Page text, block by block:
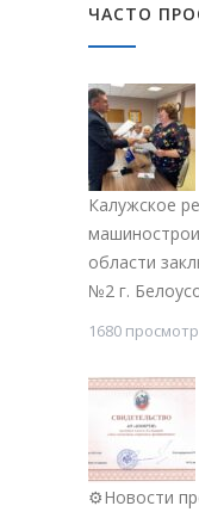
ЧАСТО
Калужское
области
№2 г.
1680
⚙Новости